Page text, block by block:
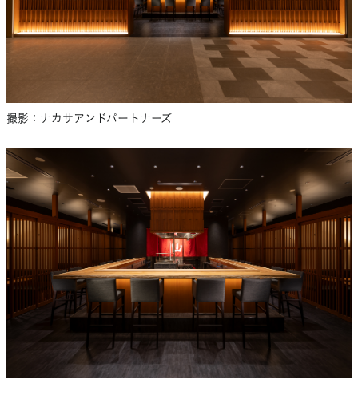
撮影：ナカサアンドパートナーズ